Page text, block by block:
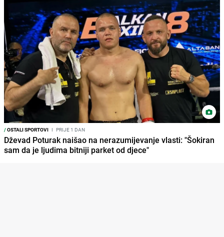
/OSTALI SPORTOVI I PRIJE 1 DAN
Dževad Poturak naišao na nerazumijevanje vlasti: "Šokiran
sam da je ljudima bitniji parket od djece"